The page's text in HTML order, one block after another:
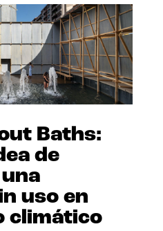
Baths:
de
uso en
climático